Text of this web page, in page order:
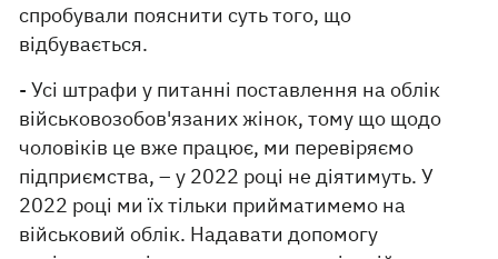
спробували пояснити суть того, що
відбувається.
- Усі штрафи у питанні поставлення на облік
військовозобов'язаних жінок, тому що щодо
чоловіків це вже працює, ми перевіряємо
підприємства, – у 2022 році не діятимуть. У
2022 році ми їх тільки прийматимемо на
військовий облік. Надавати допомогу